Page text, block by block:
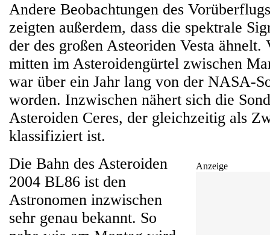
Andere Beobachtungen des
zeigten außerdem, dass die spektrale
der des großen Asteoriden Vesta ähnelt.
mitten im Asteroidengürtel zwischen
war über ein Jahr lang von der NASA-
worden. Inzwischen nähert sich die
Asteroiden Ceres, der gleichzeitig als
klassifiziert ist.
Anzeige
Die Bahn des Asteroiden
2004 BL86 ist den
Astronomen inzwischen
sehr genau bekannt. So